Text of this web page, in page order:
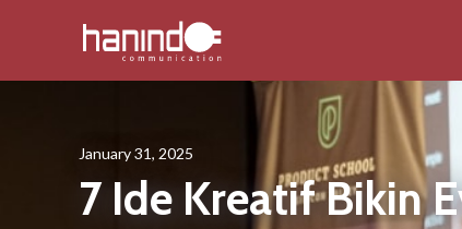
January 31, 2025
7 Ide Kreatif Bikin